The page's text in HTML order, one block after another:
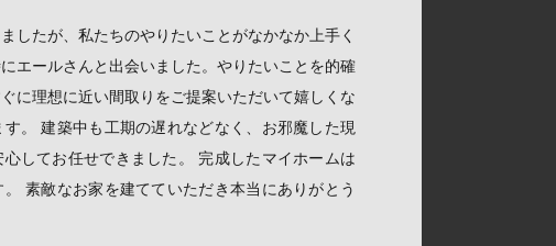
したが、私たちのやりたいことがなかなか上手く
エールさんと出会いました。やりたいことを的確
に理想に近い間取りをご提案いただいて嬉しくな
。 建築中も工期の遅れなどなく、お邪魔した現
してお任せできました。 完成したマイホームは
素敵なお家を建てていただき本当にありがとう